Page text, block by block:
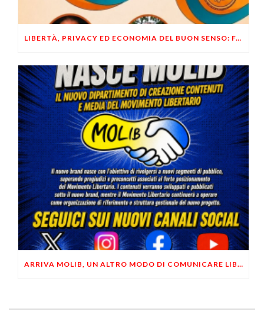
LIBERTÀ, PRIVACY ED ECONOMIA DEL BUON SENSO: FACCO E MUSUMECI A CASALECCHIO DI RENO (BO)
ARRIVA MOLIB, UN ALTRO MODO DI COMUNICARE LIBERTARIO